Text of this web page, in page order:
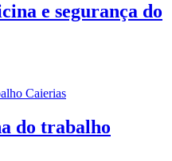
e segurança do
do trabalho